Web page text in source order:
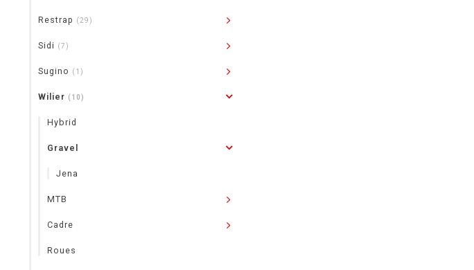
Restrap (29)
Sidi (7)
Sugino (1)
Wilier (10)
Hybrid
Gravel
Jena
MTB
Cadre
Roues